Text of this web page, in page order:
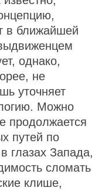
в ближайшей
однако,
не
уточняет
Можно
продолжается
путей по
глазах Запада,
сломать
клише,